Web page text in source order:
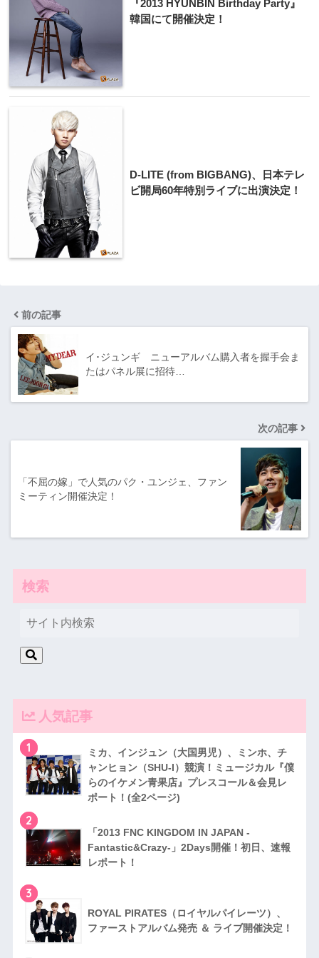
『2013 HYUNBIN Birthday Party』
韓国にて​開催決定！
D-LITE (from BIGBANG)、日本テレ
ビ開局60​年特別ライブに出演決定！
前の記事
イ･ジュンギ ニューアルバム購入者を握手会ま
たはパネル展に招待…
次の記事
「不屈の嫁」で人気のパク・ユンジェ、ファン
ミーティン開催決定！
検索
人気記事
1
ミカ、インジュン（大国男児）、ミンホ、チ
ャンヒョン（SHU-I）競演！ミュージカル『僕
らのイケメン青果店』プレスコール＆会見レ
ポート！(全2ページ)
2
「2013 FNC KINGDOM IN JAPAN -
Fantastic&Crazy-」2Days開催！初日、速報
レポート！
3
RO​YAL PIRATES（ロイヤルパイレーツ）、
ファ​ーストアルバム発売 ＆ ライブ開催決定！